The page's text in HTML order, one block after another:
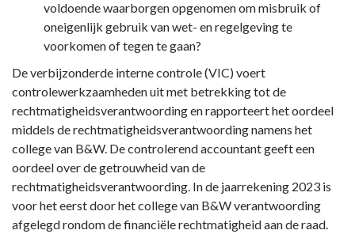
voldoende waarborgen opgenomen om misbruik of
oneigenlijk gebruik van wet- en regelgeving te
voorkomen of tegen te gaan?
De verbijzonderde interne controle (VIC) voert
controlewerkzaamheden uit met betrekking tot de
rechtmatigheidsverantwoording en rapporteert het oordeel
middels de rechtmatigheidsverantwoording namens het
college van B&W. De controlerend accountant geeft een
oordeel over de getrouwheid van de
rechtmatigheidsverantwoording. In de jaarrekening 2023 is
voor het eerst door het college van B&W verantwoording
afgelegd rondom de financiële rechtmatigheid aan de raad.